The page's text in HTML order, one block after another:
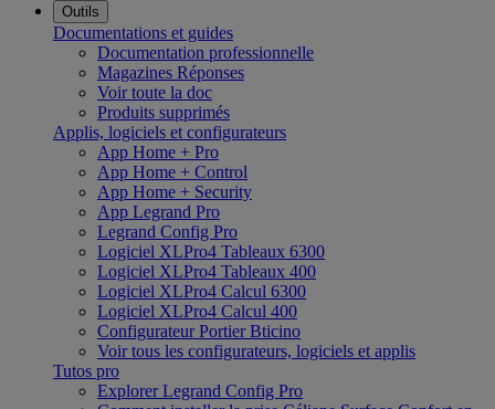
Outils
Documentations et guides
Documentation professionnelle
Magazines Réponses
Voir toute la doc
Produits supprimés
Applis, logiciels et configurateurs
App Home + Pro
App Home + Control
App Home + Security
App Legrand Pro
Legrand Config Pro
Logiciel XLPro4 Tableaux 6300
Logiciel XLPro4 Tableaux 400
Logiciel XLPro4 Calcul 6300
Logiciel XLPro4 Calcul 400
Configurateur Portier Bticino
Voir tous les configurateurs, logiciels et applis
Tutos pro
Explorer Legrand Config Pro